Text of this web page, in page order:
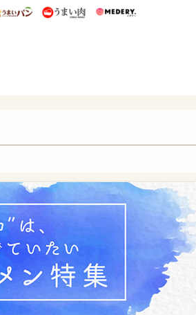
特集
いめし うまいパン うまい肉